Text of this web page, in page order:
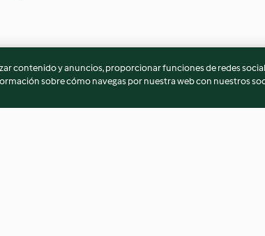
contenido y anuncios, proporcionar funciones de redes
sobre cómo navegas por nuestra web con nuestros